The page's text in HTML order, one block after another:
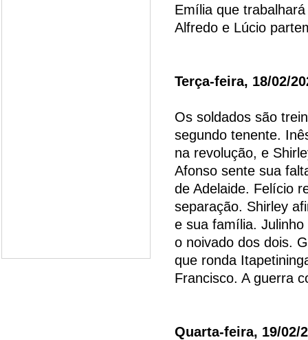
Emília que
Alfredo e Lúcio
Terça-feira, 18/02/
Os soldados são
segundo tenente.
na revolução, e
Afonso sente sua
de Adelaide. Felício
separação. Shirley
e sua família.
o noivado dos dois.
que ronda
Francisco. A guerra
Quarta-feira, 19/02/